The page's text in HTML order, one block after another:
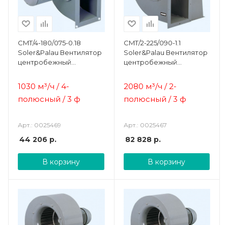
CMT/4-180/075-0.18
Soler&Palau Вентилятор
центробежный
1030 м³/ч / 4-
полюсный / 3 ф
Арт.: 0025469
44 206 р.
В корзину
CMT/2-225/090-1.1
Soler&Palau Вентилятор
центробежный
2080 м³/ч / 2-
полюсный / 3 ф
Арт.: 0025467
82 828р.
В корзину